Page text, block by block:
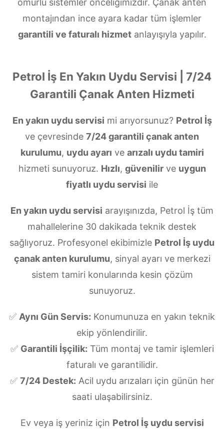
ömürlü sistemler önceliğimizdir. Çanak anten
montajından ince ayara kadar tüm işlemler
garantili ve faturalı hizmetanlayışıyla yapılır.
Petrol İş En Yakın Uydu Servisi | 7/24
Garantili Çanak Anten Hizmeti
En yakın uydu servisi mi arıyorsunuz? Petrol İş
ve çevresinde 7/24 garantili çanak anten
kurulumu, uydu ayarı ve arızalı uydu tamiri
hizmeti sunuyoruz. Hızlı, güvenilirve uygun
fiyatlı uydu servisi ile
En yakın uydu servisi arayışınızda, Petrol İş tüm
mahallelerine 30 dakikada teknik destek
sağlıyoruz. Profesyonel ekibimizle Petrol İş uydu
çanak anten kurulumu, sinyal ayarı ve merkezi
sistem tamiri konularında kesin çözüm
sunuyoruz.
✅ Aynı Gün Servis: Konumunuza en yakın teknik
ekip yönlendirilir.
✅ Garantili İşçilik: Tüm montaj ve tamir işlemleri
faturalı ve garantilidir.
✅ 7/24 Destek: Acil uydu arızaları için günün her
saati ulaşabilirsiniz.
Ev veya iş yeriniz için Petrol İş uydu servisi